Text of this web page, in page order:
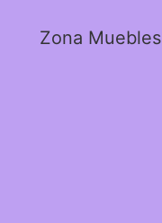
Zona Muebles